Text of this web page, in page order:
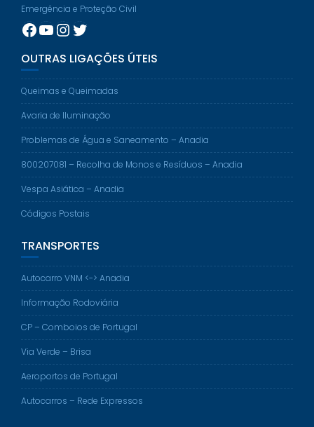
Emergência e Proteção Civil
Facebook
YouTube
Instagram
Twitter
OUTRAS LIGAÇÕES ÚTEIS
Queimas e Queimadas
Avaria de Iluminação
Problemas de Água e Saneamento – Anadia
800207081 – Recolha de Monos e Resíduos – Anadia
Vespa Asiática – Anadia
Códigos Postais
TRANSPORTES
Autocarro VNM <-> Anadia
Informação Rodoviária
CP – Comboios de Portugal
Via Verde – Brisa
Aeroportos de Portugal
Autocarros – Rede Expressos